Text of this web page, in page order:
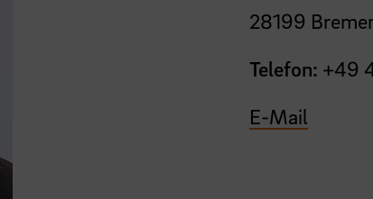
28199
Telefon: +49
E-Mail